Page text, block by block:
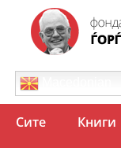
Сите Книги